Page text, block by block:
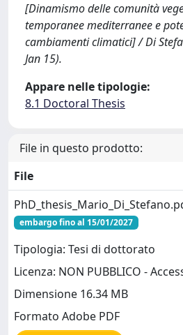
[Dinamismo delle comunità
temporanee mediterranee e
cambiamenti climatici] / Di
Jan 15).
Appare nelle tipologie:
8.1 Doctoral Thesis
File in questo prodotto:
File
embargo fino al 15/01/2027
Tipologia: Tesi di dottorato
Licenza: NON PUBBLICO -
Dimensione 16.34 MB
Formato Adobe PDF